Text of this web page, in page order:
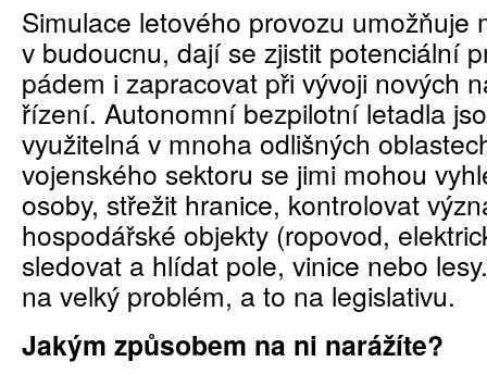
Simulace letového provozu umožňuje
v budoucnu, dají se zjistit potenciální
pádem i zapracovat při vývoji nových
řízení. Autonomní bezpilotní letadla
využitelná v mnoha odlišných
vojenského sektoru se jimi mohou
osoby, střežit hranice, kontrolovat
hospodářské objekty (ropovod,
sledovat a hlídat pole, vinice nebo
na velký problém, a to na legislativu.
Jakým způsobem na ni narážíte?